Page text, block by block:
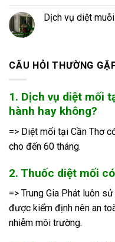
Dịch vụ diệt
CÂU HỎI THƯỜNG
1. Dịch vụ diệt mối
hành hay không?
=> Diệt mối tại Cần Thơ
cho đến 60 tháng.
2. Thuốc diệt mối
=> Trung Gia Phát luôn
được kiểm định nên an
nhiễm môi trường.